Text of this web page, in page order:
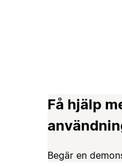
Få hjälp
Begär en